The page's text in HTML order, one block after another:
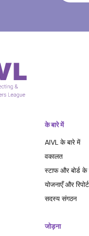
के बारे में
AIVL के बारे में
वकालत
स्टाफ और बोर्ड
योजनाएँ और रिपोर्ट
सदस्य संगठन
जोड़ना